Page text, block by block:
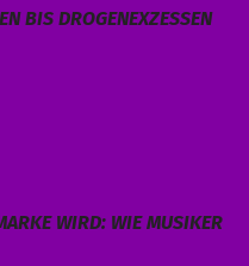
BIS DROGENEXZESSEN
WIRD: WIE MUSIKER